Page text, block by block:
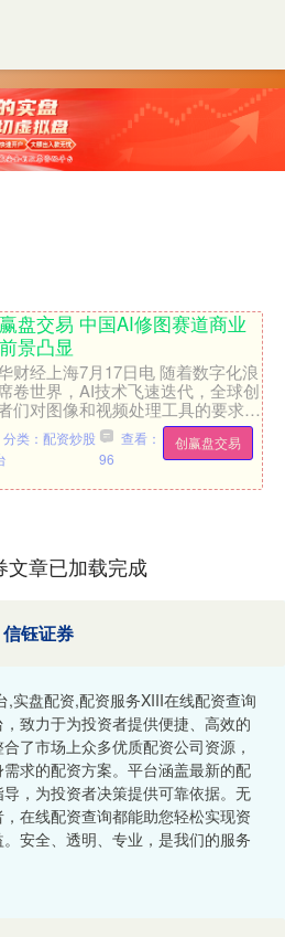
盘交易 中国AI修图赛道商业
景凸显
财经上海7月17日电 随着数字化浪
卷世界，AI技术飞速迭代，全球创
们对图像和视频处理工具的要求越
高，打破繁冗工作流，帮助创作者
解放创意、创造....
创赢盘交易
分类：配资炒股
查看：
96
文章已加载完成
信钰证券
,实盘配资,配资服务XIII‌在线配资查询
致力于为投资者提供便捷、高效的
了市场上众多优质配资公司资源，
求的配资方案。平台涵盖最新的配
，为投资者决策提供可靠依据。无
在线配资查询都能助您轻松实现资
安全、透明、专业，是我们的服务